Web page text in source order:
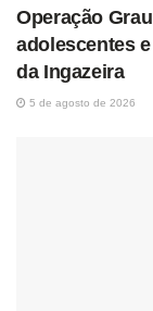
Operação
adolescentes
da Ingazeira
5 de agosto de 2026